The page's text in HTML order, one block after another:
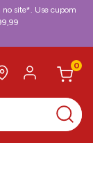
no site*. Use cupom
0